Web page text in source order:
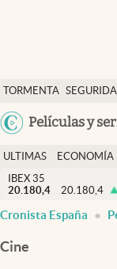
TORMENTA
Películas y
Economía y finanzas
Política
Actualidad
Criptomonedas
España
ULTIMAS
NOTICIAS
ECONOMÍA
FINANZAS
IBEX 35
20.180,4
20.180,4
Cronista España
Cine